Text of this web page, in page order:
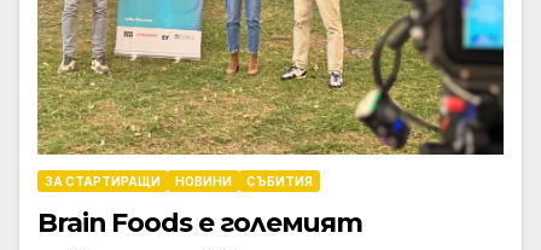
ЗА СТАРТИРАЩИ НОВИНИ СЪБИТИЯ
Brain Foods е големият